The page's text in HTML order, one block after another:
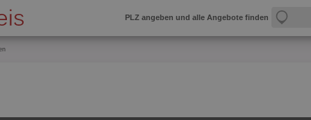
PLZ angeben und alle Angebote finden